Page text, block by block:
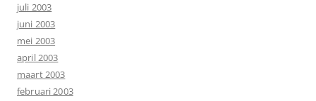
juli 2003
juni 2003
mei 2003
april 2003
maart 2003
februari 2003